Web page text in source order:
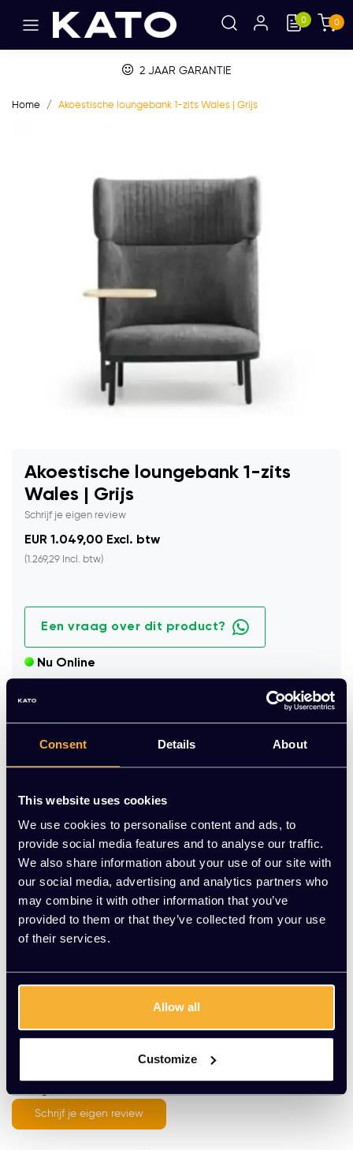
Consent Details About
This website uses cookies
We use cookies to personalise content and ads, to
provide social media features and to analyse our traffic.
We also share information about your use of our site with
our social media, advertising and analytics partners who
may combine it with other information that you’ve
provided to them or that they’ve collected from your use
of their services.
Allow all
Customize
0 0
2 JAAR GARANTIE
Home Akoestische loungebank 1-zits Wales | Grijs
Akoestische loungebank 1-zits
Wales | Grijs
Schrijf je eigen review
EUR 1.049,00 Excl. btw
(1.269,29 Incl. btw)
Een vraag over dit product?
Nu Online
Akoestische 1-zits loungebank met hoge rug voor meer
Op voorraad
Toevoegen aan winkelwagen
Vraag jouw persoonlijke aanbieding aan
Gratis montage
Vrijblijvende offerte
Wat onze klanten zeggen
Schrijf je eigen review